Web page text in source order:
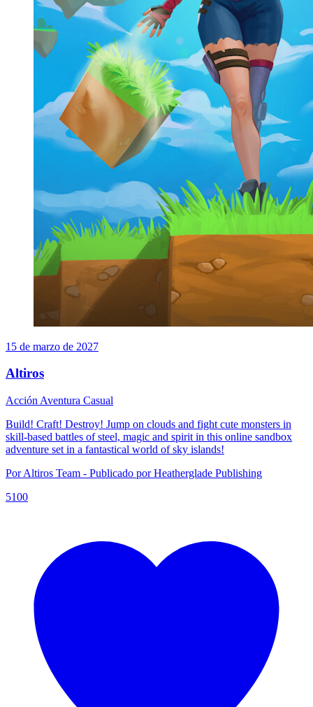
15 de marzo de 2027
Altiros
Acción Aventura Casual
Build! Craft! Destroy! Jump on clouds and fight cute monsters in
skill-based battles of steel, magic and spirit in this online sandbox
adventure set in a fantastical world of sky islands!
Por Altiros Team - Publicado por Heatherglade Publishing
5100